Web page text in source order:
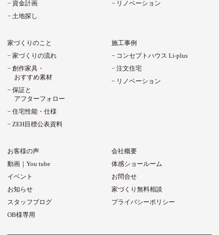
資金計画
土地探し
リノベーション
家づくりのこと
家づくりの流れ
創作家具・
おすすめ素材
保証と
アフターフォロー
住宅性能・仕様
ZEH目標公表資料
施工事例
コンセプトハウス Li-plus
注文住宅
リノベーション
お客様の声
動画｜You tube
イベント
お知らせ
スタッフブログ
OB様専用
会社概要
体感ショールーム
お問合せ
家づくり無料相談
プライバシーポリシー